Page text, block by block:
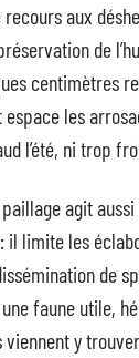
recours aux
de
centimètres
les
l’été, ni trop
paillage agit
il limite les
de
faune utile,
viennent y